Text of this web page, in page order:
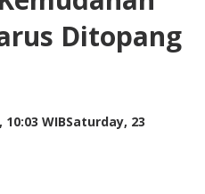
Ditopang
WIBSaturday, 23